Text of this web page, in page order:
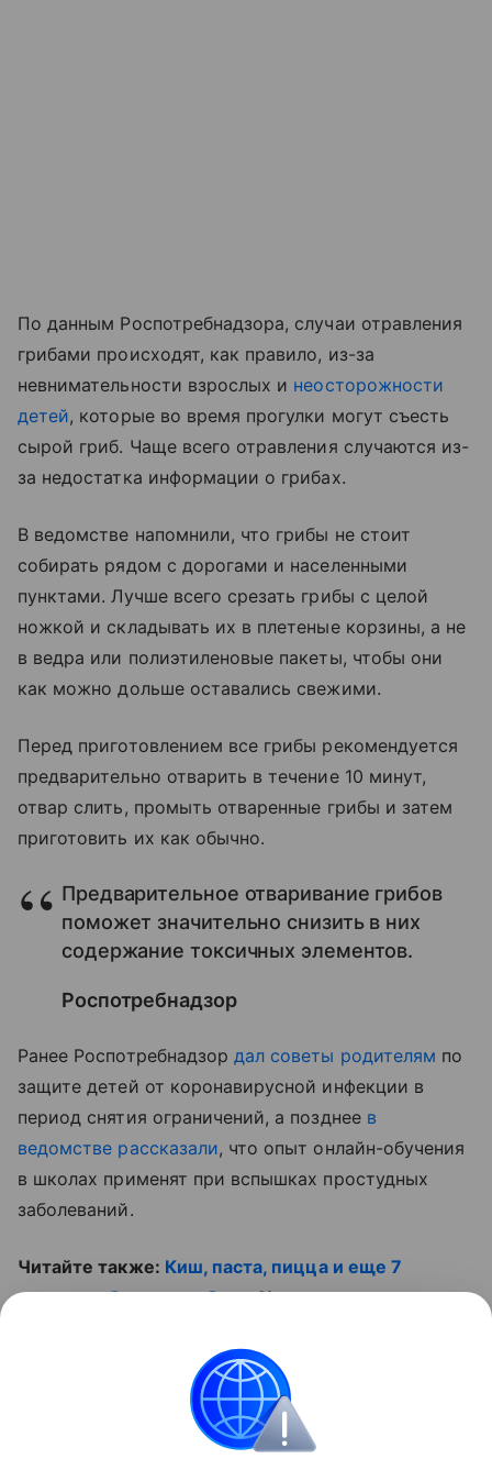
По данным Роспотребнадзора, случаи отравления
грибами происходят, как правило, из-за
невнимательности взрослых и неосторожности
детей, которые во время прогулки могут съесть
сырой гриб. Чаще всего отравления случаются из-
за недостатка информации о грибах.
В ведомстве напомнили, что грибы не стоит
собирать рядом с дорогами и населенными
пунктами. Лучше всего срезать грибы с целой
ножкой и складывать их в плетеные корзины, а не
в ведра или полиэтиленовые пакеты, чтобы они
как можно дольше оставались свежими.
Перед приготовлением все грибы рекомендуется
предварительно отварить в течение 10 минут,
отвар слить, промыть отваренные грибы и затем
приготовить их как обычно.
Предварительное отваривание грибов
поможет значительно снизить в них
содержание токсичных элементов.
Роспотребнадзор
Ранее Роспотребнадзордал советы родителям по
защите детей от коронавирусной инфекции в
период снятия ограничений, а позднее в
ведомстве рассказали, что опыт онлайн-обучения
в школах применят при вспышках простудных
заболеваний.
Читайте также: Киш, паста, пицца и еще 7
отличных блюд с грибами. И не пропустите
Контент недоступен